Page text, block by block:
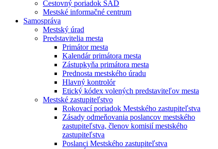
Cestovný poriadok SAD
Mestské informačné centrum
Samospráva
Mestský úrad
Predstavitelia mesta
Primátor mesta
Kalendár primátora mesta
Zástupkyňa primátora mesta
Prednosta mestského úradu
Hlavný kontrolór
Etický kódex volených predstaviteľov mesta
Mestské zastupiteľstvo
Rokovací poriadok Mestského zastupiteľstva
Zásady odmeňovania poslancov mestského
zastupiteľstva, členov komisií mestského
zastupiteľstva
Poslanci Mestského zastupiteľstva